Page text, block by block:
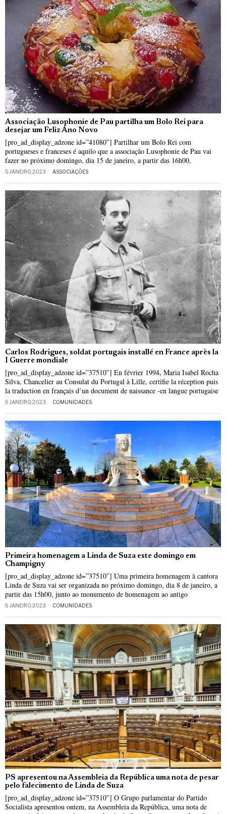
Associação Lusophonie de Pau partilha um Bolo Rei para
desejar um Feliz Ano Novo
[pro_ad_display_adzone id=”41080″] Partilhar um Bolo Rei com
portugueses e franceses é aquilo que a associação Lusophonie de Pau vai
fazer no próximo domingo, dia 15 de janeiro, a partir das 16h00,
5 JANEIRO, 2023 ASSOCIAÇÕES
Carlos Rodrigues, soldat portugais installé en France après la
I Guerre mondiale
[pro_ad_display_adzone id=”37510″] En février 1994, Maria Isabel Rocha
Silva, Chancelier au Consulat du Portugal à Lille, certifie la réception puis
la traduction en français d’un document de naissance -en langue portugaise
5 JANEIRO, 2023 COMUNIDADES
Primeira homenagem a Linda de Suza este domingo em
Champigny
[pro_ad_display_adzone id=”37510″] Uma primeira homenagem à cantora
Linda de Suza vai ser organizada no próximo domingo, dia 8 de janeiro, a
partir das 15h00, junto ao monumento de homenagem ao antigo
5 JANEIRO, 2023 COMUNIDADES
PS apresentou na Assembleia da República uma nota de pesar
pelo falecimento de Linda de Suza
[pro_ad_display_adzone id=”37510″] O Grupo parlamentar do Partido
Socialista apresentou ontem, na Assembleia da República, uma nota de